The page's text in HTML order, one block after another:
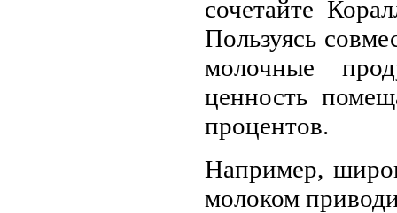
сочетайте
Пользуясь
молочные
ценность
процентов.
Например,
молоком